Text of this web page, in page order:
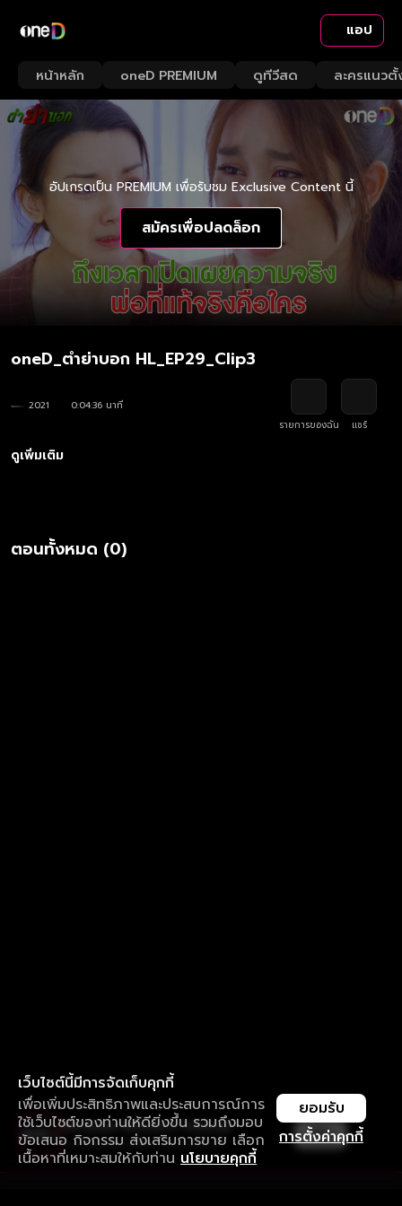
แอป
หน้าหลัก oneD PREMIUM ดูทีวีสด ละครแนวตั้
อัปเกรดเป็น PREMIUM เพื่อรับชม Exclusive Content นี้
สมัครเพื่อปลดล็อก
oneD_ตำย่าบอก HL_EP29_Clip3
2021
0:04:36 นาที
รายการของฉัน
แชร์
ดูเพิ่มเติม
ตอนทั้งหมด (0)
เว็บไซต์นี้มีการจัดเก็บคุกกี้
เพื่อเพิ่มประสิทธิภาพและประสบการณ์การ
ใช้เว็บไซต์ของท่านให้ดียิ่งขึ้น รวมถึงมอบ
ข้อเสนอ กิจกรรม ส่งเสริมการขาย เลือก
เนื้อหาที่เหมาะสมให้กับท่าน นโยบายคุกกี้
การตั้งค่าคุกกี้
ยอมรับ
ใช้งานแอป ลื่นไหลกว่า ไม่มีสะดุด
ดาวน์โหลดแอปเพื่อการรับชมที่ดีกว่า เปิด